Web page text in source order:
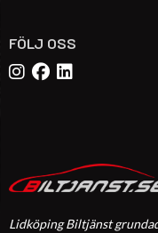
Lidköping Biltjänst
FÖLJ OSS